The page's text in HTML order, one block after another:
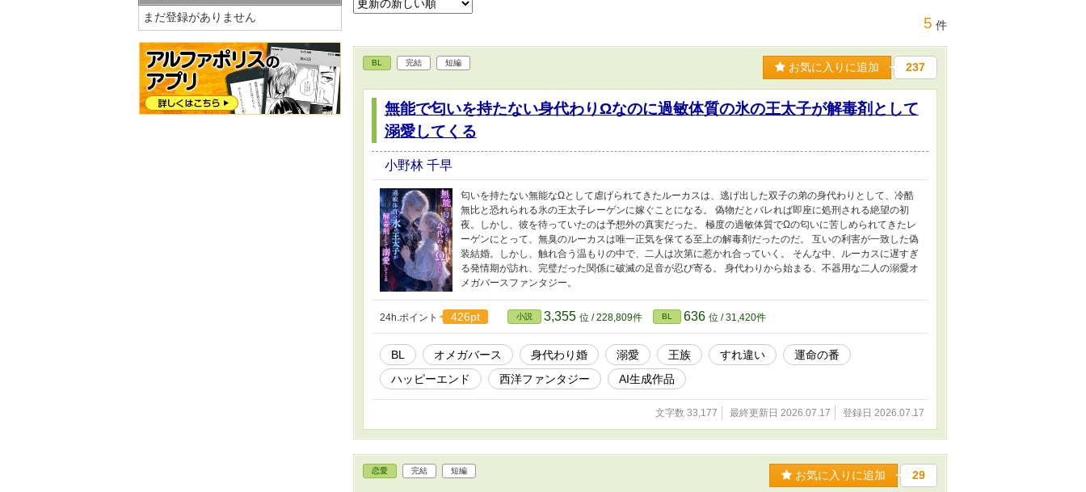
5 件
BL 完結 短編 お気に入りに追加 237
無能で匂いを持たない身代わりΩなのに過敏体質の氷の王太子が解毒剤として
溺愛してくる
小野林 千早
匂いを持たない無能なΩとして虐げられてきたルーカスは、逃げ出した双子の弟の身代わりとして、冷酷
無比と恐れられる氷の王太子レーゲンに嫁ぐことになる。 偽物だとバレれば即座に処刑される絶望の初
夜。しかし、彼を待っていたのは予想外の真実だった。 極度の過敏体質でΩの匂いに苦しめられてきたレ
ーゲンにとって、無臭のルーカスは唯一正気を保てる至上の解毒剤だったのだ。 互いの利害が一致した偽
装結婚。しかし、触れ合う温もりの中で、二人は次第に惹かれ合っていく。 そんな中、ルーカスに遅すぎ
る発情期が訪れ、完璧だった関係に破滅の足音が忍び寄る。 身代わりから始まる、不器用な二人の溺愛オ
メガバースファンタジー。
24h.ポイント 426pt 小説 3,355 位 / 228,809件 BL 636 位 / 31,420件
BL オメガバース 身代わり婚 溺愛 王族 すれ違い
運命の番
ハッピーエンド
西洋ファンタジー AI生成作品
文字数 33,177 最終更新日 2026.07.17 登録日 2026.07.17
恋愛 完結 短編 お気に入りに追加 29
まだ登録がありません